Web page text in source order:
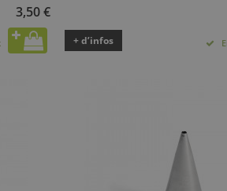
3,50 €
+ d’infos